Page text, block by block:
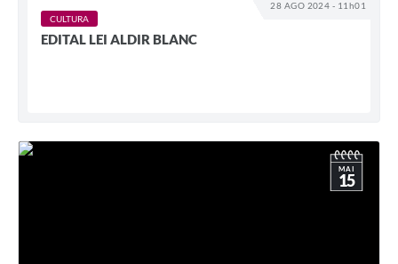
28 AGO 2024 - 11h01
CULTURA
EDITAL LEI ALDIR BLANC
MAI
15